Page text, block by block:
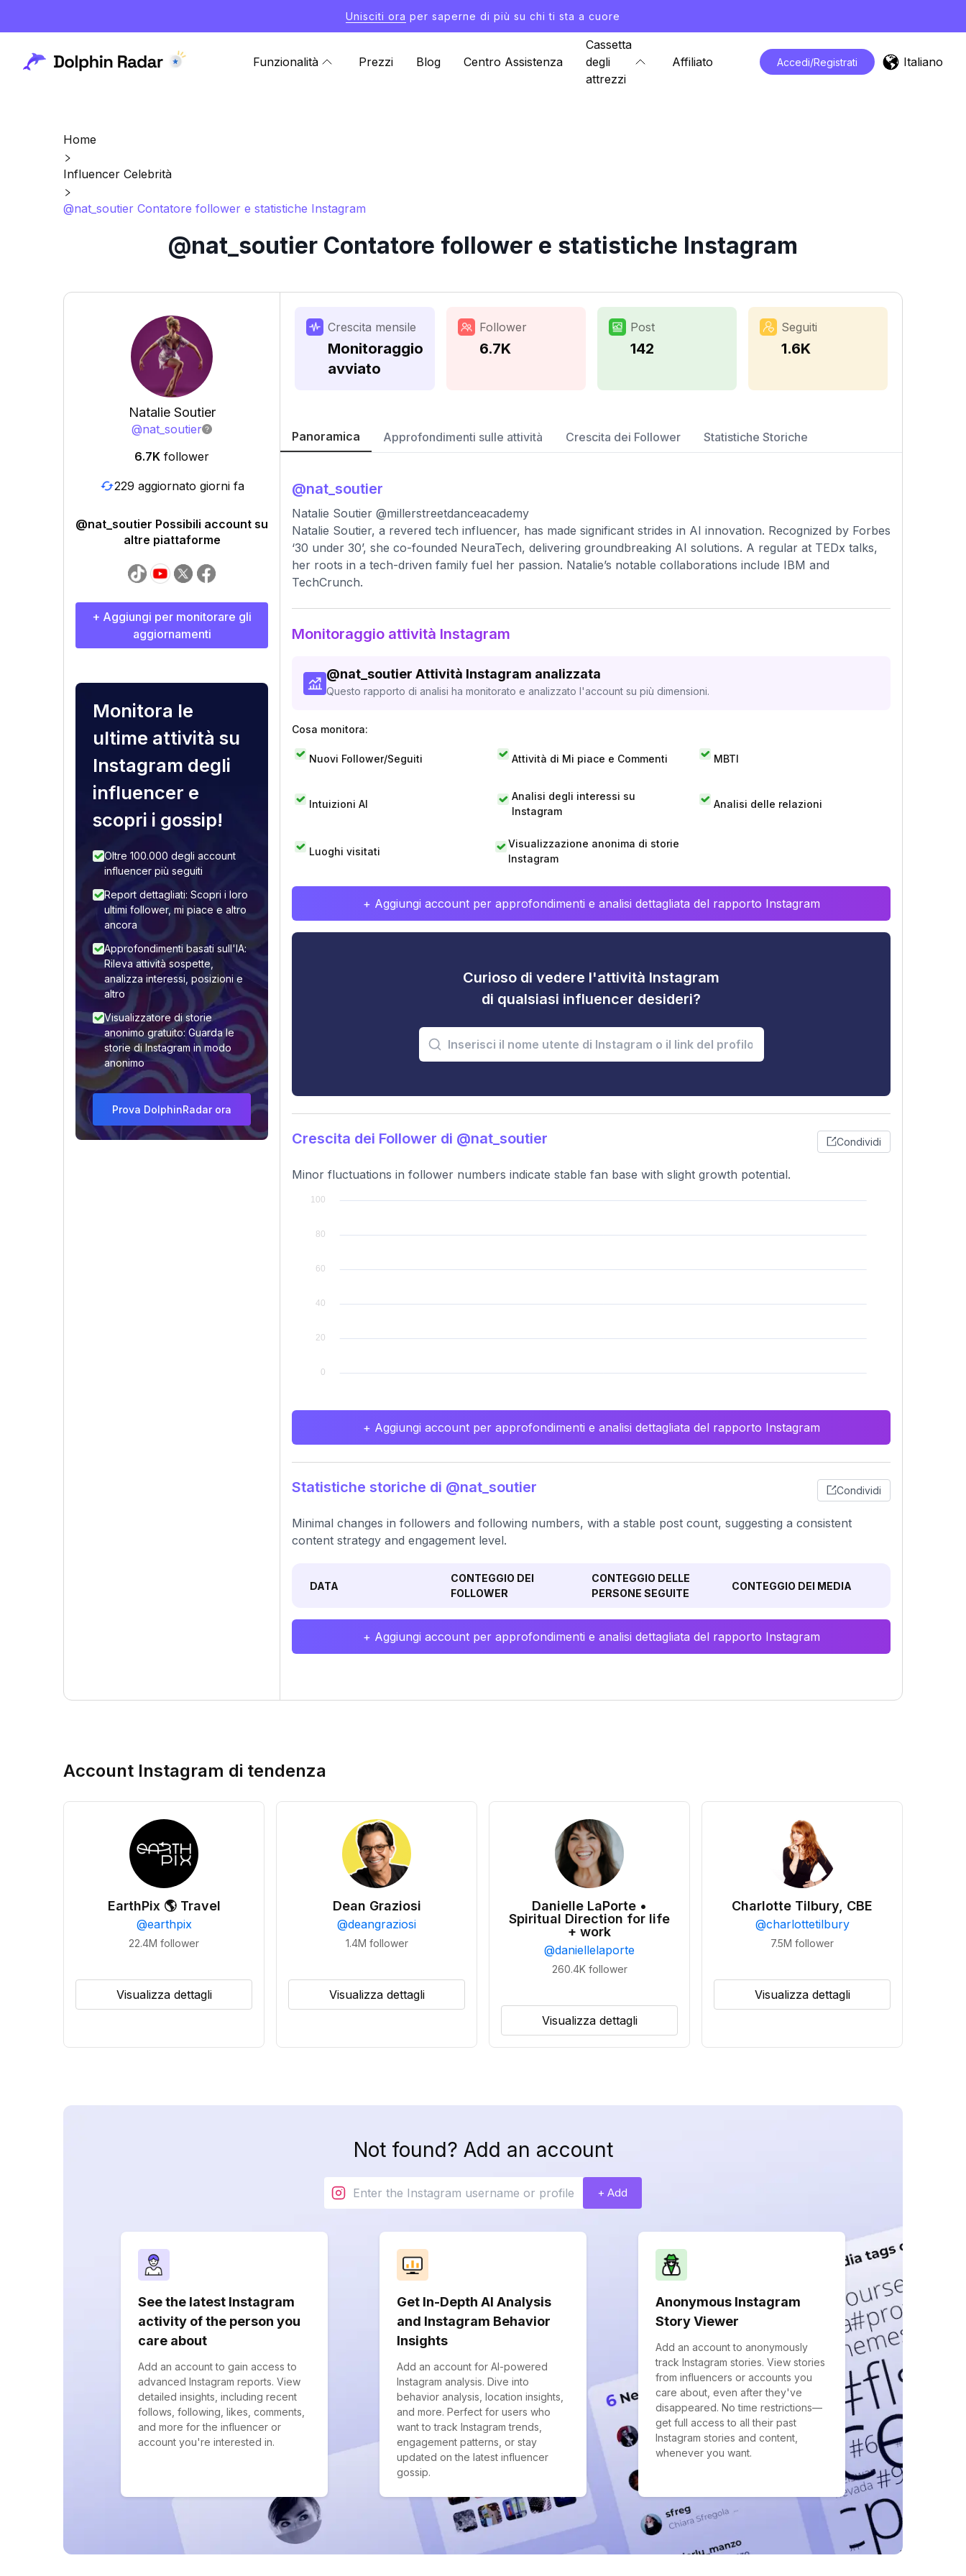
Unisciti ora per saperne di più su chi ti sta a cuore
Funzionalità Prezzi Blog Centro Assistenza
Cassetta
degli
attrezzi
Affiliato Accedi/Registrati Italiano
Home
Influencer Celebrità
@nat_soutier Contatore follower e statistiche Instagram
@nat_soutier Contatore follower e statistiche Instagram
Natalie Soutier
@nat_soutier
6.7K follower
229 aggiornato giorni fa
@nat_soutier Possibili account su
altre piattaforme
+ Aggiungi per monitorare gli
aggiornamenti
Monitora le
ultime attività su
Instagram degli
influencer e
scopri i gossip!
Oltre 100.000 degli account
influencer più seguiti
Report dettagliati: Scopri i loro
ultimi follower, mi piace e altro
ancora
Approfondimenti basati sull'IA:
Rileva attività sospette,
analizza interessi, posizioni e
altro
Visualizzatore di storie
anonimo gratuito: Guarda le
storie di Instagram in modo
anonimo
Prova DolphinRadar ora
Crescita mensile
Monitoraggio
avviato
Follower
6.7K
Post
142
Seguiti
1.6K
Panoramica Approfondimenti sulle attività Crescita dei Follower Statistiche Storiche
@nat_soutier
Natalie Soutier @millerstreetdanceacademy
Natalie Soutier, a revered tech influencer, has made significant strides in AI innovation. Recognized by Forbes
‘30 under 30’, she co-founded NeuraTech, delivering groundbreaking AI solutions. A regular at TEDx talks,
her roots in a tech-driven family fuel her passion. Natalie’s notable collaborations include IBM and
TechCrunch.
Monitoraggio attività Instagram
@nat_soutier Attività Instagram analizzata
Questo rapporto di analisi ha monitorato e analizzato l'account su più dimensioni.
Cosa monitora:
Nuovi Follower/Seguiti Attività di Mi piace e Commenti MBTI
Intuizioni AI
Analisi degli interessi su
Instagram
Analisi delle relazioni
Luoghi visitati
Visualizzazione anonima di storie
Instagram
+ Aggiungi account per approfondimenti e analisi dettagliata del rapporto Instagram
Curioso di vedere l'attività Instagram
di qualsiasi influencer desideri?
Crescita dei Follower di @nat_soutier Condividi
Minor fluctuations in follower numbers indicate stable fan base with slight growth potential.
+ Aggiungi account per approfondimenti e analisi dettagliata del rapporto Instagram
Statistiche storiche di @nat_soutier Condividi
Minimal changes in followers and following numbers, with a stable post count, suggesting a consistent
content strategy and engagement level.
DATA
CONTEGGIO DEI
FOLLOWER
CONTEGGIO DELLE
PERSONE SEGUITE
CONTEGGIO DEI MEDIA
+ Aggiungi account per approfondimenti e analisi dettagliata del rapporto Instagram
Account Instagram di tendenza
EarthPix 🌎 Travel
@earthpix
22.4M follower
Visualizza dettagli
Dean Graziosi
@deangraziosi
1.4M follower
Visualizza dettagli
Danielle LaPorte •
Spiritual Direction for life
+ work
@daniellelaporte
260.4K follower
Visualizza dettagli
Charlotte Tilbury, CBE
@charlottetilbury
7.5M follower
Visualizza dettagli
Not found? Add an account
+ Add
See the latest Instagram
activity of the person you
care about
Add an account to gain access to
advanced Instagram reports. View
detailed insights, including recent
follows, following, likes, comments,
and more for the influencer or
account you're interested in.
Get In-Depth AI Analysis
and Instagram Behavior
Insights
Add an account for AI-powered
Instagram analysis. Dive into
behavior analysis, location insights,
and more. Perfect for users who
want to track Instagram trends,
engagement patterns, or stay
updated on the latest influencer
gossip.
Anonymous Instagram
Story Viewer
Add an account to anonymously
track Instagram stories. View stories
from influencers or accounts you
care about, even after they've
disappeared. No time restrictions—
get full access to all their past
Instagram stories and content,
whenever you want.